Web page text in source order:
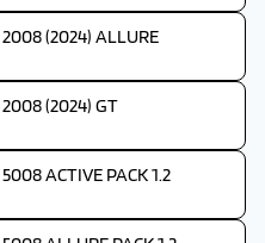
(2024) ALLURE
(2024) GT
ACTIVE PACK 1.2